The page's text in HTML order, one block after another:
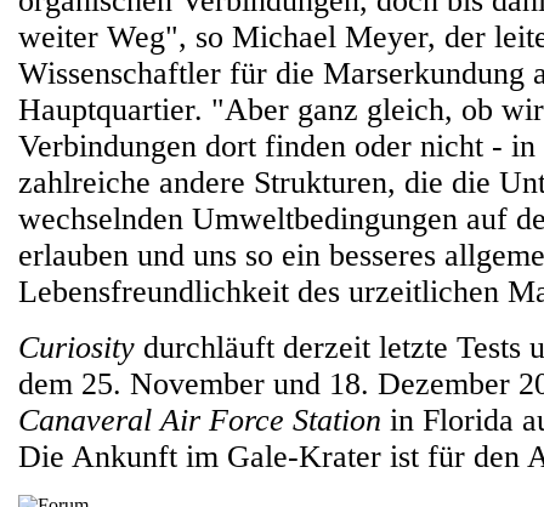
weiter Weg", so Michael Meyer, der
Wissenschaftler für die Marserkundung
Hauptquartier. "Aber ganz gleich, ob
Verbindungen dort finden oder nicht - in
zahlreiche andere Strukturen, die die
wechselnden Umweltbedingungen auf
erlauben und uns so ein besseres
Lebensfreundlichkeit des urzeitlichen
Curiosity durchläuft derzeit letzte Tests
dem 25. November und 18. Dezember
Canaveral Air Force Station in Florida
Die Ankunft im Gale-Krater ist für den